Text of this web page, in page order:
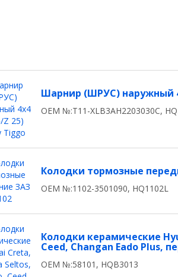
Шарнир (ШРУС) наружный
OEM №:T11-XLB3AH2203030C,
Колодки тормозные
OEM №:1102-3501090, HQ1102L
Колодки керамические
Ceed, Changan Eado Plus,
OEM №:58101, HQB3013